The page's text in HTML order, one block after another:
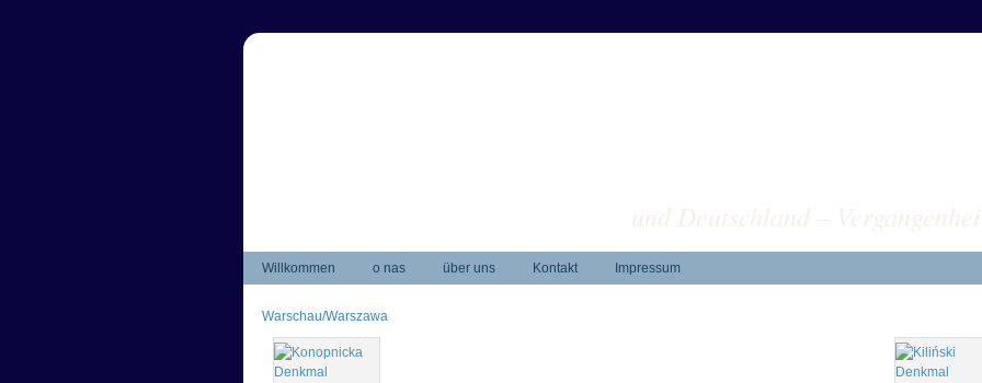
und Deutschland –
Willkommen o nas über uns Kontakt Impressum
Warschau/Warszawa